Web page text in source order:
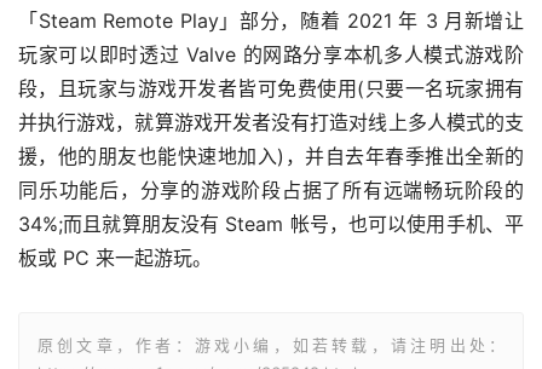
「Steam Remote Play」部分，随着 2021 年 3 月新增让
玩家可以即时透过 Valve 的网路分享本机多人模式游戏阶
段，且玩家与游戏开发者皆可免费使用(只要一名玩家拥有
并执行游戏，就算游戏开发者没有打造对线上多人模式的支
援，他的朋友也能快速地加入)，并自去年春季推出全新的
同乐功能后，分享的游戏阶段占据了所有远端畅玩阶段的
34%;而且就算朋友没有 Steam 帐号，也可以使用手机、平
板或 PC 来一起游玩。
原创文章，作者：游戏小编，如若转载，请注明出处：